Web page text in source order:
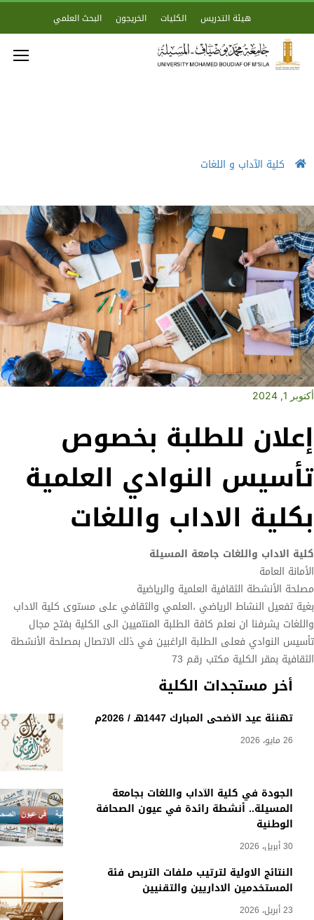
هيئة التدريس الكليات الخريجون البحث العلمي
كلية الآداب و اللغات
أخر مستجدات الكلية
تهنئة عيد الأضحى المبارك 1447هـ / 2026م
26 مايو، 2026
الجودة في كلية الآداب واللغات بجامعة
المسيلة.. أنشطة رائدة في عيون الصحافة
الوطنية
30 أبريل، 2026
النتائج الاولية لترتيب ملفات التربص فئة
المستخدمين الاداريين والتقنيين
23 أبريل، 2026
أكتوبر 1, 2024
إعلان للطلبة بخصوص
تأسيس النوادي العلمية
بكلية الاداب واللغات
كلية الاداب واللغات جامعة المسيلة
الأمانة العامة
مصلحة الأنشطة الثقافية العلمية والرياضية
بغية تفعيل النشاط الرياضي ،العلمي والثقافي على مستوى كلية الاداب
واللغات يشرفنا ان نعلم كافة الطلبة المنتميين الى الكلية بفتح مجال
تأسيس النوادي فعلى الطلبة الراغبين في ذلك الاتصال بمصلحة الأنشطة
الثقافية بمقر الكلية مكتب رقم 73